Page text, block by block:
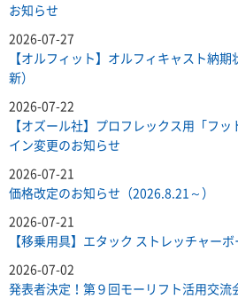
お知らせ
2026-07-27
【オルフィット】オルフィキャスト納
新）
2026-07-22
【オズール社】プロフレックス用「フ
イン変更のお知らせ
2026-07-21
価格改定のお知らせ（2026.8.21～）
2026-07-21
【移乗用具】エタック ストレッチャー
2026-07-02
発表者決定！第９回モーリフト活用交